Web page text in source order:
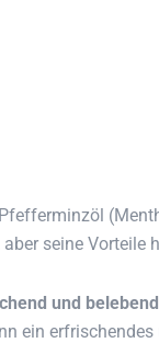
seine Vorteile
und
ein